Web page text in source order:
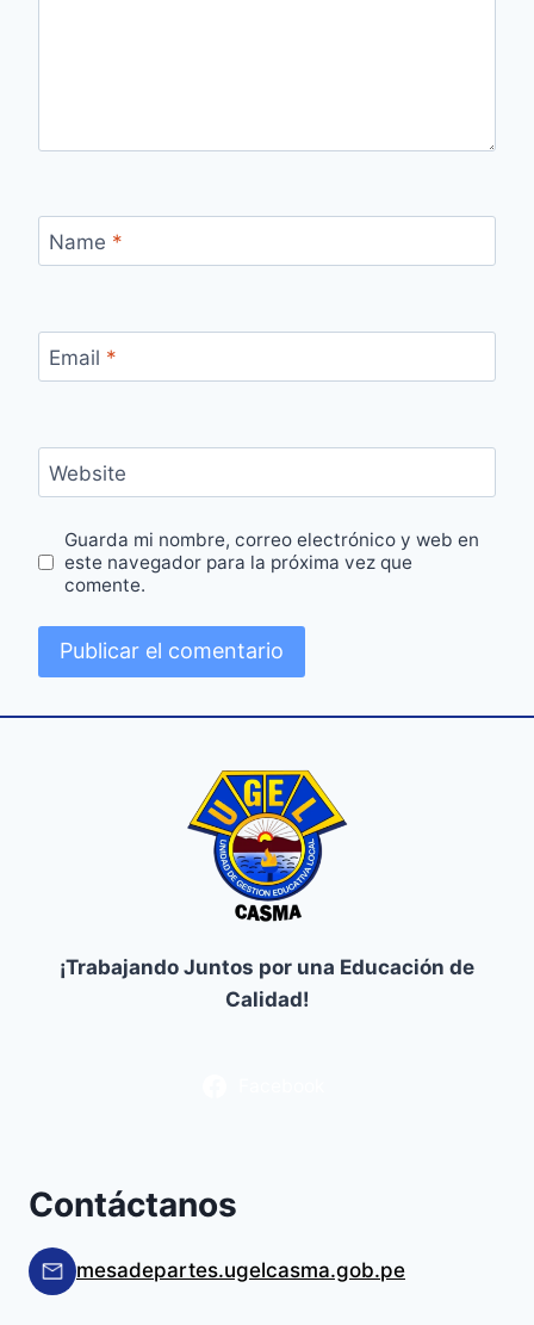
Name *
Email *
Website
Guarda mi nombre, correo electrónico y web en
este navegador para la próxima vez que
comente.
¡Trabajando Juntos por una Educación de
Calidad!
Contáctanos
mesadepartes.ugelcasma.gob.pe